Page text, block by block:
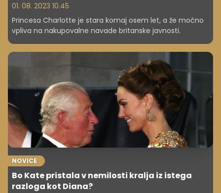
01. 08. 2023 10.45
Princesa Charlotte je stara komaj osem let, a že močno
vpliva na nakupovalne navade britanske javnosti.
NOVICE
Bo Kate pristala v nemilosti kralja iz istega
razloga kot Diana?